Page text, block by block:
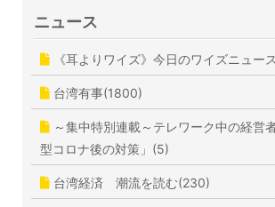
ニュース
《耳よりワイズ》今日のワイズニュー
台湾有事(1800)
～集中特別連載～テレワーク中の経営
型コロナ後の対策」(5)
台湾経済 潮流を読む(230)